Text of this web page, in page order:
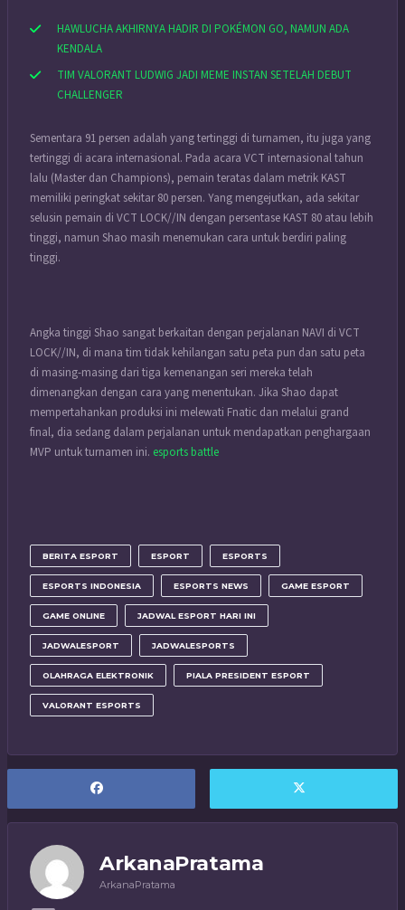
HAWLUCHA AKHIRNYA HADIR DI POKÉMON GO, NAMUN ADA
KENDALA
TIM VALORANT LUDWIG JADI MEME INSTAN SETELAH DEBUT
CHALLENGER
Sementara 91 persen adalah yang tertinggi di turnamen, itu juga yang
tertinggi di acara internasional. Pada acara VCT internasional tahun
lalu (Master dan Champions), pemain teratas dalam metrik KAST
memiliki peringkat sekitar 80 persen. Yang mengejutkan, ada sekitar
selusin pemain di VCT LOCK//IN dengan persentase KAST 80 atau lebih
tinggi, namun Shao masih menemukan cara untuk berdiri paling
tinggi.
Angka tinggi Shao sangat berkaitan dengan perjalanan NAVI di VCT
LOCK//IN, di mana tim tidak kehilangan satu peta pun dan satu peta
di masing-masing dari tiga kemenangan seri mereka telah
dimenangkan dengan cara yang menentukan. Jika Shao dapat
mempertahankan produksi ini melewati Fnatic dan melalui grand
final, dia sedang dalam perjalanan untuk mendapatkan penghargaan
MVP untuk turnamen ini. esports battle
BERITA ESPORT ESPORT ESPORTS
ESPORTS INDONESIA ESPORTS NEWS GAME ESPORT
GAME ONLINE JADWAL ESPORT HARI INI
JADWALESPORT JADWALESPORTS
OLAHRAGA ELEKTRONIK PIALA PRESIDENT ESPORT
VALORANT ESPORTS
ArkanaPratama
ArkanaPratama